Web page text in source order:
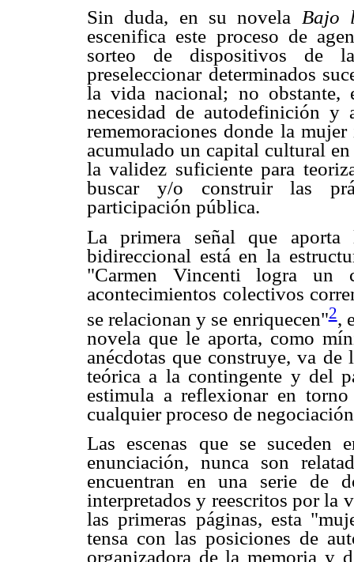
Sin duda, en su novela Bajo
escenifica este proceso de
sorteo de dispositivos de
preseleccionar determinados
la vida nacional; no obstante,
necesidad de autodefinición y
rememoraciones donde la mujer
acumulado un capital cultural
la validez suficiente para
buscar y/o construir las
participación pública.
La primera señal que aporta
bidireccional está en la
"Carmen Vincenti logra
acontecimientos colectivos
se relacionan y se enriquecen"2,
novela que le aporta, como
anécdotas que construye, va
teórica a la contingente y del
estimula a reflexionar en
cualquier proceso de
Las escenas que se suceden
enunciación, nunca son
encuentran en una serie de
interpretados y reescritos por la
las primeras páginas, esta
tensa con las posiciones de
organizadora de la memoria y